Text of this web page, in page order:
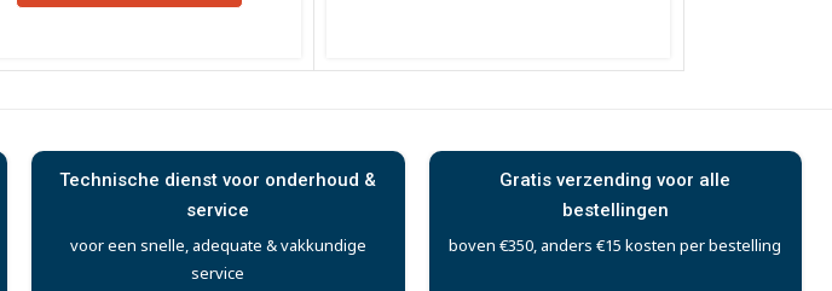
Technische dienst voor onderhoud &
service
voor een snelle, adequate & vakkundige
service
Gratis verzending voor alle
bestellingen
boven €350, anders €15 kosten per bestelling